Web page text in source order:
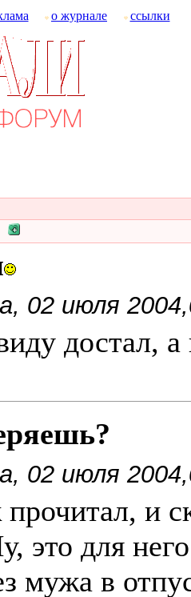
о журнале ссылки
02 июля
достал,
02 июля
и
это для
мужа в